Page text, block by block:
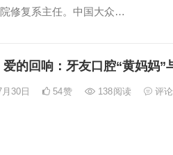
修复系主任。中国大众…
爱的回响：牙友口腔“黄妈妈”
30日 54赞 138阅读 评